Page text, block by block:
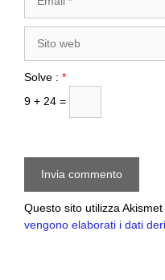
web
Solve : *
9 + 24 =
Questo sito utilizza
vengono elaborati i dati